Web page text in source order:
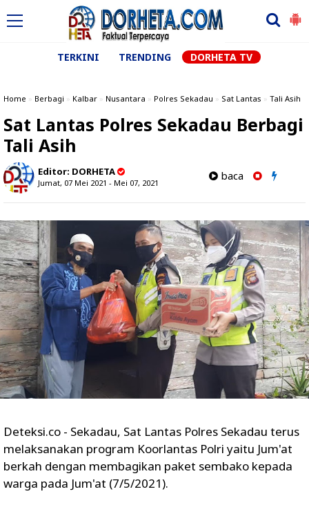
TERKINI TRENDING DORHETA TV
Home » Berbagi » Kalbar » Nusantara » Polres Sekadau » Sat Lantas » Tali Asih
Sat Lantas Polres Sekadau Berbagi
Tali Asih
Editor: DORHETA
Jumat, 07 Mei 2021 - Mei 07, 2021
baca
Deteksi.co - Sekadau, Sat Lantas Polres Sekadau terus
melaksanakan program Koorlantas Polri yaitu Jum'at
berkah dengan membagikan paket sembako kepada
warga pada Jum'at (7/5/2021).